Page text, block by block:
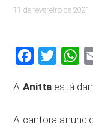
11 de fevereiro de 2021
FacebookTwitter
A Anitta está
A cantora